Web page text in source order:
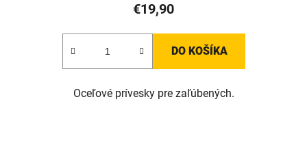
€19,90
DO KOŠÍKA
Oceľové prívesky pre zaľúbených.